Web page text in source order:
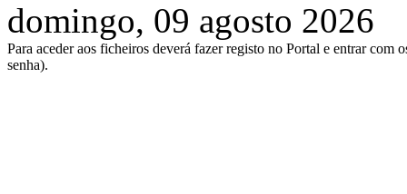
domingo, 09 agosto 2026
Para aceder aos ficheiros deverá fazer registo no Portal e entrar com
senha).